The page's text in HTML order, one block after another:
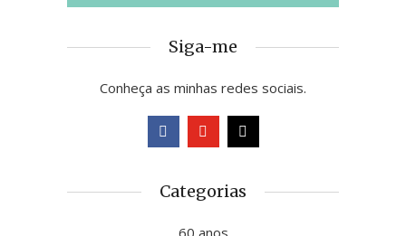
Siga-me
Conheça as minhas redes sociais.
Categorias
60 anos